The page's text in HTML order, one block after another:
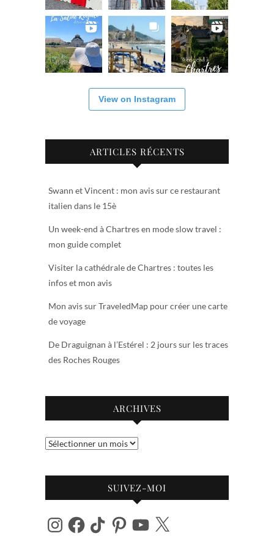
View on Instagram
ARTICLES RÉCENTS
Swann et Vincent : mon avis sur ce restaurant
italien dans le 15è
Un week-end à Chartres en mode slow travel :
mon guide complet
Visiter la cathédrale de Chartres : toutes les
infos et mon avis
Mon avis sur TraveledMap pour créer une carte
de voyage
De Draguignan à l’Estérel : 2 jours sur les traces
des Roches Rouges
ARCHIVES
Archives
SUIVEZ-MOI
InstagramFacebook
TikTok PinterestYouTube
X